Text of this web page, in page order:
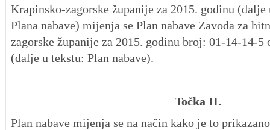
Krapinsko-zagorske županije za 2015. godinu
Plana nabave) mijenja se Plan nabave Zavoda za
zagorske županije za 2015. godinu broj: 01-14-14-5
(dalje u tekstu: Plan nabave).
Točka II.
Plan nabave mijenja se na način kako je to